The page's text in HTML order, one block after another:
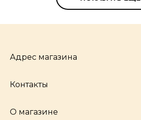
Адрес магазина
Челябинск,
Контакты
pocherkartshop@mail.ru
О магазине